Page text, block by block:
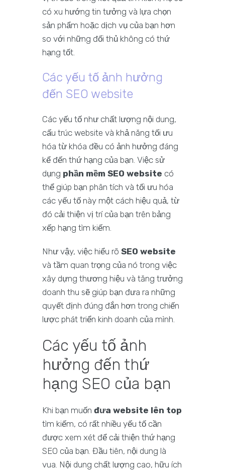
có xu hướng tin tưởng và lựa chọn
sản phẩm hoặc dịch vụ của bạn hơn
so với những đối thủ không có thứ
hạng tốt.
Các yếu tố ảnh hưởng
đến SEO website
Các yếu tố như chất lượng nội dung,
cấu trúc website và khả năng tối ưu
hóa từ khóa đều có ảnh hưởng đáng
kể đến thứ hạng của bạn. Việc sử
dụng phần mềm SEO website có
thể giúp bạn phân tích và tối ưu hóa
các yếu tố này một cách hiệu quả, từ
đó cải thiện vị trí của bạn trên bảng
xếp hạng tìm kiếm.
Như vậy, việc hiểu rõ SEO website
và tầm quan trọng của nó trong việc
xây dựng thương hiệu và tăng trưởng
doanh thu sẽ giúp bạn đưa ra những
quyết định đúng đắn hơn trong chiến
lược phát triển kinh doanh của mình.
Các yếu tố ảnh
hưởng đến thứ
hạng SEO của bạn
Khi bạn muốn đưa website lên top
tìm kiếm, có rất nhiều yếu tố cần
được xem xét để cải thiện thứ hạng
SEO của bạn. Đầu tiên, nội dung là
vua. Nội dung chất lượng cao, hữu ích